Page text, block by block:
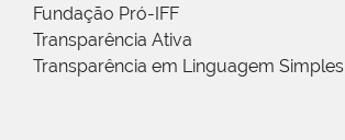
Fundação Pró-IFF
Transparência Ativa
Transparência em Linguagem Simples